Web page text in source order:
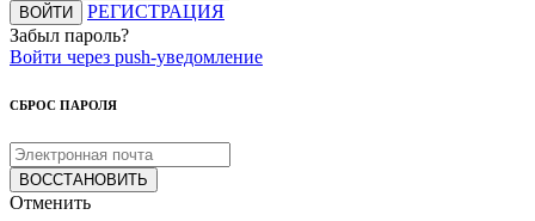
ВОЙТИ
РЕГИСТРАЦИЯ
Забыл пароль?
Войти через push-уведомление
СБРОС ПАРОЛЯ
ВОССТАНОВИТЬ
Отменить